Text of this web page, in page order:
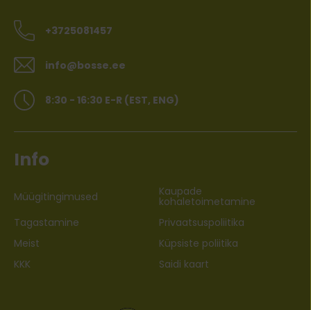
+3725081457
info@bosse.ee
8:30 - 16:30 E-R (EST, ENG)
Info
Müügitingimused Kaupade
kohaletoimetamine
Tagastamine
Privaatsuspoliitika
Meist
Küpsiste poliitika
KKK
Saidi kaart